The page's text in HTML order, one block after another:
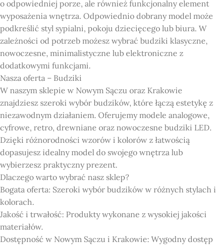
o odpowiedniej porze, ale również funkcjonalny element
wyposażenia wnętrza. Odpowiednio dobrany model może
podkreślić styl sypialni, pokoju dziecięcego lub biura. W
zależności od potrzeb możesz wybrać budziki klasyczne,
nowoczesne, minimalistyczne lub elektroniczne z
dodatkowymi funkcjami.
Nasza oferta – Budziki
W naszym sklepie w Nowym Sączu oraz Krakowie
znajdziesz szeroki wybór budzików, które łączą estetykę z
niezawodnym działaniem. Oferujemy modele analogowe,
cyfrowe, retro, drewniane oraz nowoczesne budziki LED.
Dzięki różnorodności wzorów i kolorów z łatwością
dopasujesz idealny model do swojego wnętrza lub
wybierzesz praktyczny prezent.
Dlaczego warto wybrać nasz sklep?
Bogata oferta: Szeroki wybór budzików w różnych stylach i
kolorach.
Jakość i trwałość: Produkty wykonane z wysokiej jakości
materiałów.
Dostępność w Nowym Sączu i Krakowie: Wygodny dostęp